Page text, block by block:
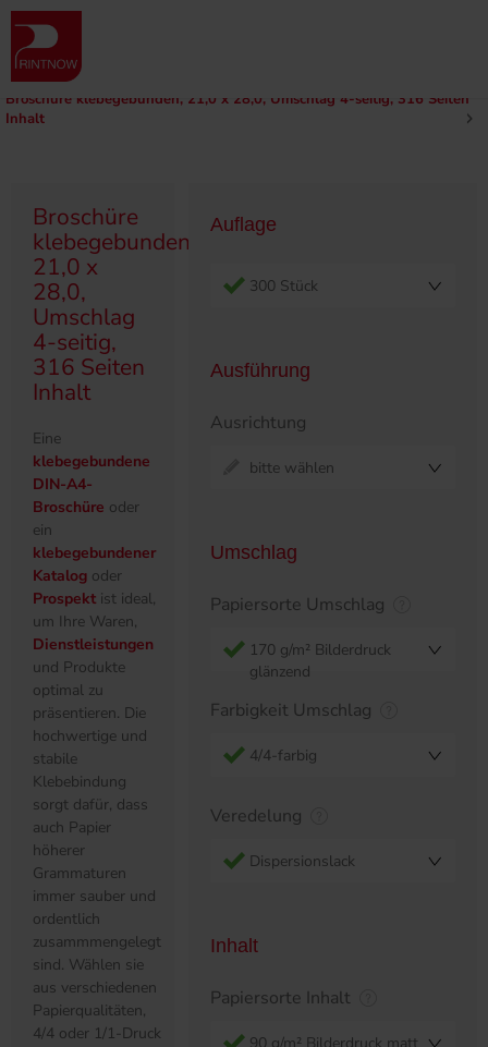
" >
Produktübersicht
210 x 280
Broschüre klebegebunden, 21,0 x 28,0, Umschlag 4-seitig, 316 Seiten
Inhalt
Broschüre
klebegebunden,
21,0 x
28,0,
Umschlag
4-seitig,
316 Seiten
Inhalt
Eine
klebegebundene
DIN-A4-
Broschüre oder
ein
klebegebundener
Katalog oder
Prospekt ist ideal,
um Ihre Waren,
Dienstleistungen
und Produkte
optimal zu
präsentieren. Die
hochwertige und
stabile
Klebebindung
sorgt dafür, dass
auch Papier
höherer
Grammaturen
immer sauber und
ordentlich
zusammmengelegt
sind. Wählen sie
aus verschiedenen
Papierqualitäten,
4/4 oder 1/1-Druck
Auflage
300 Stück
Ausführung
Ausrichtung
bitte wählen
Umschlag
Papiersorte Umschlag
170 g/m² Bilderdruck
glänzend
Farbigkeit Umschlag
4/4-farbig
Veredelung
Dispersionslack
Inhalt
Papiersorte Inhalt